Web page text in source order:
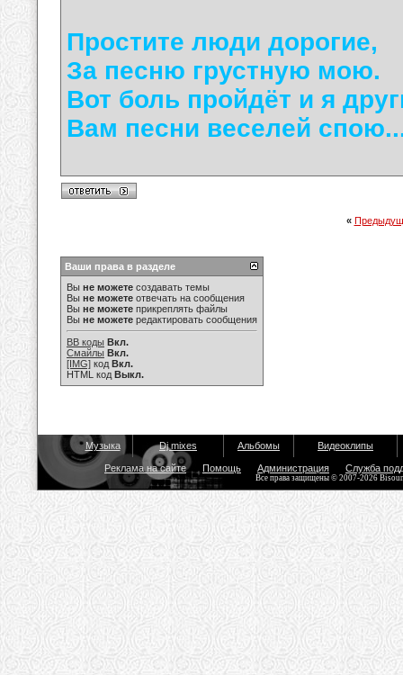
Простите люди дорогие,
За песню грустную мою.
Вот боль пройдёт и я
Вам песни веселей
«
Ваши права в разделе
Вы не можете создавать темы
Вы не можете отвечать на сообщения
Вы не можете прикреплять файлы
Вы не можете редактировать сообщения
BB коды Вкл.
Смайлы Вкл.
[IMG] код Вкл.
HTML код Выкл.
Музыка Dj mixes Альбомы Видеоклипы
Реклама на сайте Помощь Администрация Служба
Все права защищены © 2007-2026